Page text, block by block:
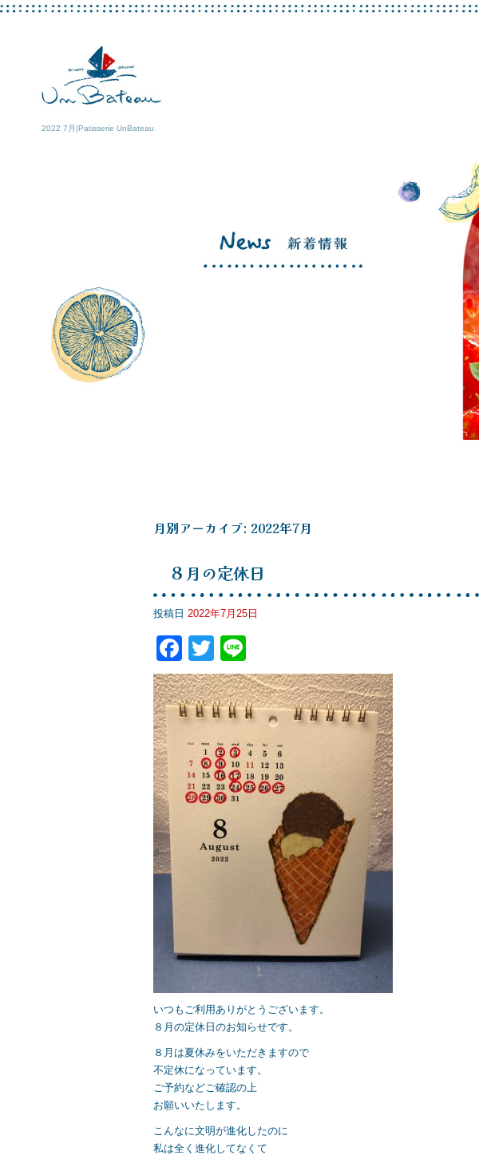
2022 7月|Patisserie UnBateau
月別アーカイブ: 2022年7月
８月の定休日
投稿日 2022年7月25日
F
a
c
e
b
o
o
T
wi
tt
er
n
e
いつもご利用ありがとうございます。
８月の定休日のお知らせです。
８月は夏休みをいただきますので
不定休になっています。
ご予約などご確認の上
お願いいたします。
こんなに文明が進化したのに
私は全く進化してなくて